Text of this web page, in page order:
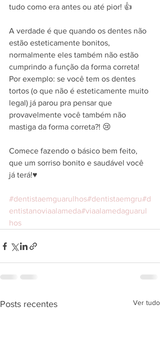
tudo como era antes ou até pior! 👍
A verdade é que quando os dentes não
estão esteticamente bonitos,
normalmente eles também não estão
cumprindo a função da forma correta!
Por exemplo: se você tem os dentes
tortos (o que não é esteticamente muito
legal) já parou pra pensar que
provavelmente você também não
mastiga da forma correta?! 😢
Comece fazendo o básico bem feito,
que um sorriso bonito e saudável você
já terá!♥️
#dentistaemguarulhos#dentistaemgru#d
entistanoviaalameda#viaalamedaguarul
hos
Posts recentes Ver tudo